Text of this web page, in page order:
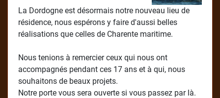
La Dordogne est désormais notre nouveau lieu de
résidence, nous espérons y faire d'aussi belles
réalisations que celles de Charente maritime.
Nous tenions à remercier ceux qui nous ont
accompagnés pendant ces 17 ans et à qui, nous
souhaitons de beaux projets.
Notre porte vous sera ouverte si vous passez par là.